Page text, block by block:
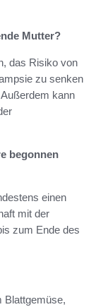
Mutter?
das Risiko von
zu senken
kann
begonnen
einen
mit der
zum Ende des
Blattgemüse,